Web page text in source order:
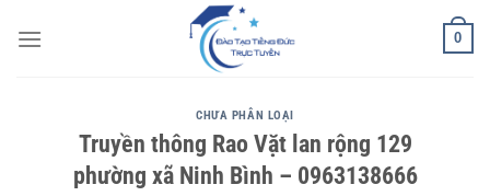
qua
0
CHƯA PHÂN LOẠI
Truyền thông Rao Vặt lan rộng 129
phường xã Ninh Bình – 0963138666